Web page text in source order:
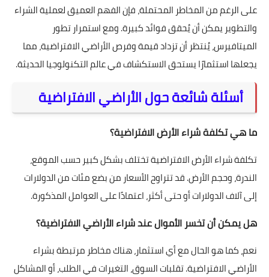
على الرغم من المخاطر المحتملة، فإن الفهم العميق لعملية الشراء
والتطوير يمكن أن يُحقق فوائد كبيرة. ومع استمرار تطور
الميتافيرس، يُنتظر أن تزداد قيمة وفرص الأراضي الافتراضية، مما
يجعلها استثمارًا يستحق الاستكشاف في عالم التكنولوجيا الحديثة.
أسئلة شائعة حول الأراضي الافتراضية
ما هي تكلفة شراء الأرض الافتراضية؟
تكلفة شراء الأرض الافتراضية تختلف بشكل كبير حسب الموقع،
الندرة، وحجم الأرض. قد تتراوح الأسعار من بضع مئات من الدولارات
إلى آلاف الدولارات أو حتى أكثر، اعتمادًا على العوامل المذكورة.
هل يمكن أن تخسر الأموال عند شراء الأراضي الافتراضية؟
نعم، كما هو الحال مع أي استثمار، هناك مخاطر مرتبطة بشراء
الأراضي الافتراضية. تقلبات السوق، التغيرات في الطلب، أو المشاكل